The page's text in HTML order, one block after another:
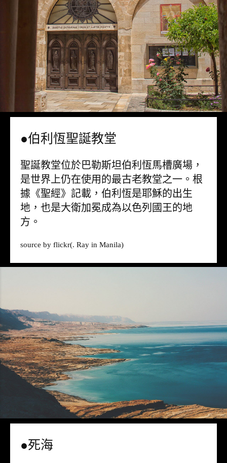
●伯利恆聖誕教堂
聖誕教堂位於巴勒斯坦伯利恆馬槽廣場，
是世界上仍在使用的最古老教堂之一。根
據《聖經》記載，伯利恆是耶穌的出生
地，也是大衛加冕成為以色列國王的地
方。
source by flickr(. Ray in Manila)
●死海